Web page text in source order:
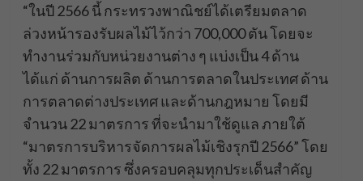
“ในปี 2566 นี้ กระทรวงพาณิชย์ได้เตรียมตลาด
ล่วงหน้ารองรับผลไม้ไว้กว่า 700,000 ตัน โดยจะ
ทำงานร่วมกับหน่วยงานต่าง ๆ แบ่งเป็น 4 ด้าน
ได้แก่ ด้านการผลิต ด้านการตลาดในประเทศ ด้าน
การตลาดต่างประเทศ และด้านกฎหมาย โดยมี
จำนวน 22 มาตรการ ที่จะนำมาใช้ดูแล ภายใต้
“มาตรการบริหารจัดการผลไม้เชิงรุกปี 2566” โดย
ทั้ง 22 มาตรการ ซึ่งครอบคลุมทุกประเด็นสำคัญ